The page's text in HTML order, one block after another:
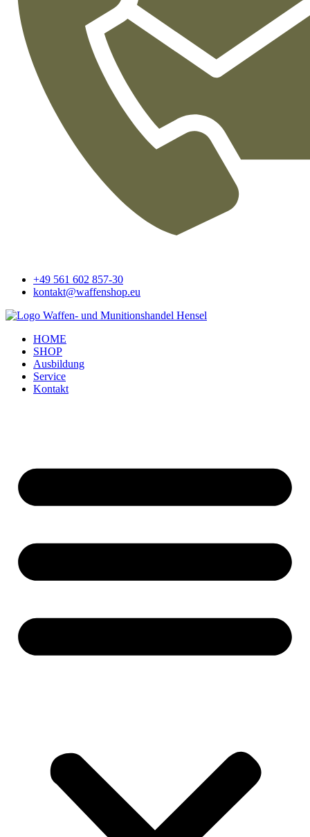
+49 561 602 857-30
kontakt@waffenshop.eu
HOME
SHOP
Ausbildung
Service
Kontakt